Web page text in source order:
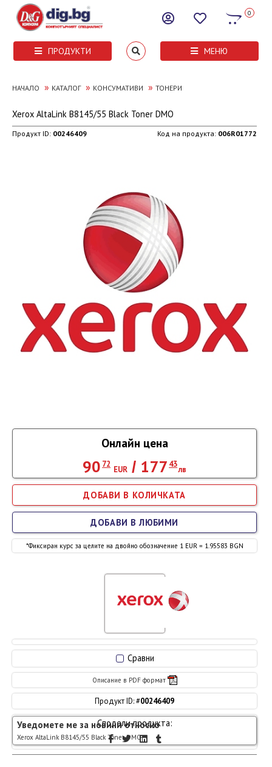
0
ПРОДУКТИ МЕНЮ
НАЧАЛО » КАТАЛОГ » КОНСУМАТИВИ » ТОНЕРИ
Xerox AltaLink B8145/55 Black Toner DMO
Продукт ID: 00246409 Код на продукта: 006R01772
Сравни
Описание в PDF формат
Продукт ID: #00246409
Сподели продукта:
Онлайн цена
90 72
EUR / 177 43
лв
*Фиксиран курс за целите на двойно обозначение 1 EUR = 1.95583 BGN
ДОБАВИ В ЛЮБИМИ
Уведомете ме за новини относно
Xerox AltaLink B8145/55 Black Toner DMO